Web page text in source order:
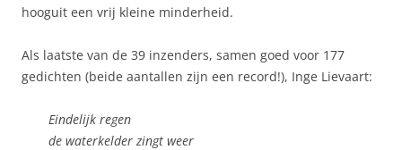
hooguit een vrij kleine minderheid.
Als laatste van de 39 inzenders, samen goed voor 177
gedichten (beide aantallen zijn een record!), Inge Lievaart:
Eindelijk regen
de waterkelder zingt weer